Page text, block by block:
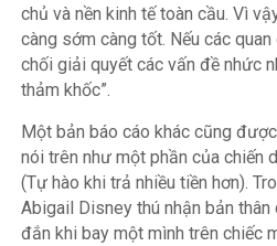
chủ và nền kinh tế toàn cầu. Vì
càng sớm càng tốt. Nếu các
chối giải quyết các vấn đề nhức
thảm khốc”.
Một bản báo cáo khác cũng
nói trên như một phần của chiến
(Tự hào khi trả nhiều tiền hơn).
Abigail Disney thú nhận bản
đắn khi bay một mình trên chiếc